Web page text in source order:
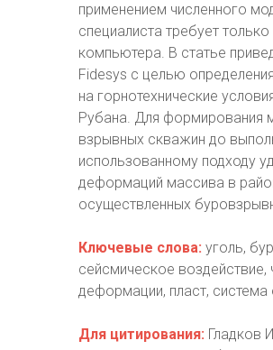
применением численного
специалиста требует
компьютера. В статье
Fidesys с целью
на горнотехнические
Рубана. Для формирования
взрывных скважин до
использованному подходу
деформаций массива в
осуществленных
Ключевые слова: уголь,
сейсмическое
деформации, пласт, система
Для цитирования: Гладков